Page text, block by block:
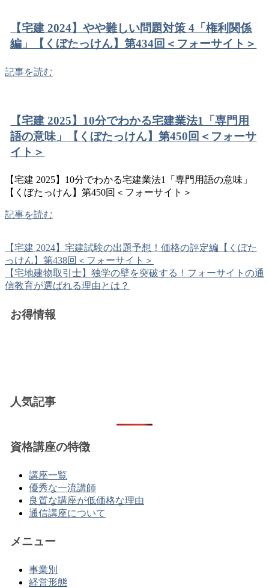
【宅建 2024】やや難しい問題対策 4「権利関係
編」【くぼたっけん】第434回＜フォーサイト＞
記事を読む
【宅建 2025】10分でわかる宅建業法1「専門用
語の意味」【くぼたっけん】第450回＜フォーサ
イト＞
【宅建 2025】10分でわかる宅建業法1「専門用語の意味」
【くぼたっけん】第450回＜フォーサイト＞
記事を読む
【宅建 2024】宅建試験の出題予想！価格の評定編【くぼた
っけん】第438回＜フォーサイト＞
【宅地建物取引士】独学の壁を突破する！フォーサイトの通
信教育が選ばれる理由とは？
お得情報
人気記事
資格講座の特徴
講座一覧
優秀な一流講師
良質な講座が低価格な理由
通信講座について
メニュー
事業別
経営形態